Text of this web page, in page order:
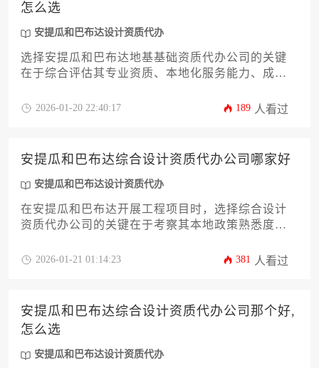
怎么选
安提瓜和巴布达设计资质代办
选择安提瓜和巴布达地基基础资质代办公司的关键
在于综合评估其专业资质、本地化服务能力、成功
选可靠合作伙伴。
2026-01-20 22:40:17 189 人看过
安提瓜和巴布达综合设计资质代办公司哪家好
安提瓜和巴布达设计资质代办
在安提瓜和巴布达开展工程项目时，选择综合设计
资质代办公司的关键在于考察其本地政策熟悉度、
构能通过精准解读当地建筑法规、高效对接政府部
您剖析如何筛选最适合的合作伙伴。
2026-01-21 01:14:23 381 人看过
安提瓜和巴布达综合设计资质代办公司那个好,
怎么选
安提瓜和巴布达设计资质代办